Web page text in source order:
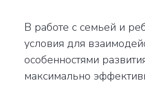
В работе с семьей и
условия для
особенностями
максимально